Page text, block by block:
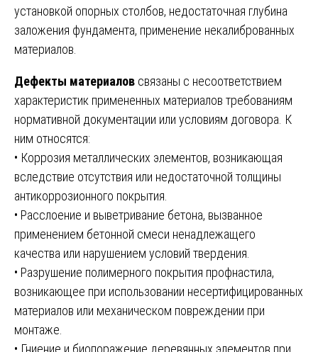
установкой опорных столбов, недостаточная глубина
заложения фундамента, применение некалиброванных
материалов.
Дефекты материалов связаны с несоответствием
характеристик примененных материалов требованиям
нормативной документации или условиям договора. К
ним относятся:
• Коррозия металлических элементов, возникающая
вследствие отсутствия или недостаточной толщины
антикоррозионного покрытия.
• Расслоение и выветривание бетона, вызванное
применением бетонной смеси ненадлежащего
качества или нарушением условий твердения.
• Разрушение полимерного покрытия профнастила,
возникающее при использовании несертифицированных
материалов или механическом повреждении при
монтаже.
• Гниение и биопоражение деревянных элементов при